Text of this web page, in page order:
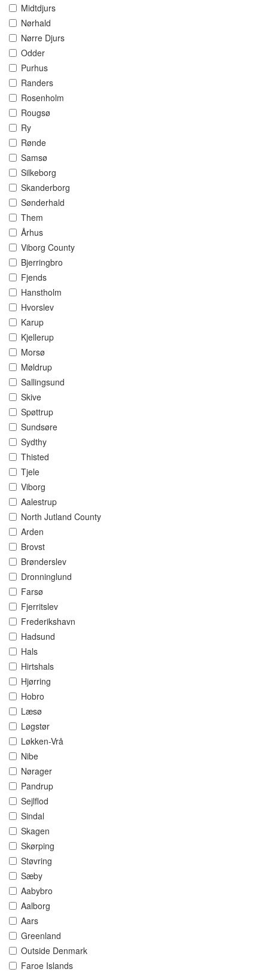
Midtdjurs
Nørhald
Nørre Djurs
Odder
Purhus
Randers
Rosenholm
Rougsø
Ry
Rønde
Samsø
Silkeborg
Skanderborg
Sønderhald
Them
Århus
Viborg County
Bjerringbro
Fjends
Hanstholm
Hvorslev
Karup
Kjellerup
Morsø
Møldrup
Sallingsund
Skive
Spøttrup
Sundsøre
Sydthy
Thisted
Tjele
Viborg
Aalestrup
North Jutland County
Arden
Brovst
Brønderslev
Dronninglund
Farsø
Fjerritslev
Frederikshavn
Hadsund
Hals
Hirtshals
Hjørring
Hobro
Læsø
Løgstør
Løkken-Vrå
Nibe
Nørager
Pandrup
Sejlflod
Sindal
Skagen
Skørping
Støvring
Sæby
Aabybro
Aalborg
Aars
Greenland
Outside Denmark
Faroe Islands